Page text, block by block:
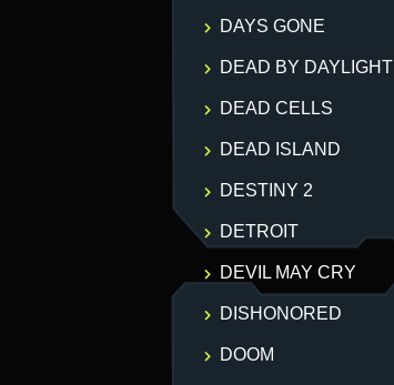
DAYS GONE
DEAD BY DAYLIGHT
DEAD CELLS
DEAD ISLAND
DESTINY 2
DETROIT
DEVIL MAY CRY
DISHONORED
DOOM